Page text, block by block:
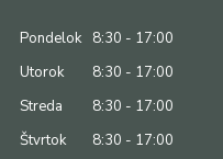
Pondelok
8:30 - 17:00
Utorok
8:30 - 17:00
Streda
8:30 - 17:00
Štvrtok
8:30 - 17:00